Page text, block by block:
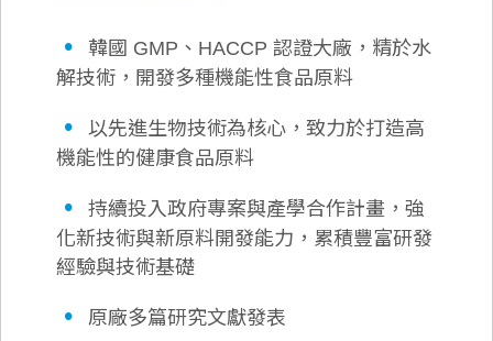
•
韓國 GMP、HACCP 認證大廠，精於水
解技術，開發多種機能性食品原料
•
以先進生物技術為核心，致力於打造高
機能性的健康食品原料
•
持續投入政府專案與產學合作計畫，強
化新技術與新原料開發能力，累積豐富研發
經驗與技術基礎
• 原廠多篇研究文獻發表